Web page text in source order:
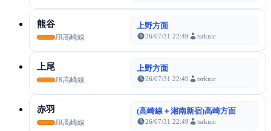
熊谷
JR高崎線
上野方面
26/07/31 22:49 tsrknic
上尾
JR高崎線
上野方面
26/07/31 22:49 tsrknic
赤羽
JR高崎線
(高崎線＋湘南新宿)高崎方面
26/07/31 22:49 tsrknic